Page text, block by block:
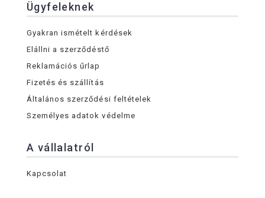
Ügyfeleknek
Gyakran ismételt kérdések
Elállni a szerződéstő
Reklamációs űrlap
Fizetés és szállítás
Általános szerződési feltételek
Személyes adatok védelme
A vállalatról
Kapcsolat